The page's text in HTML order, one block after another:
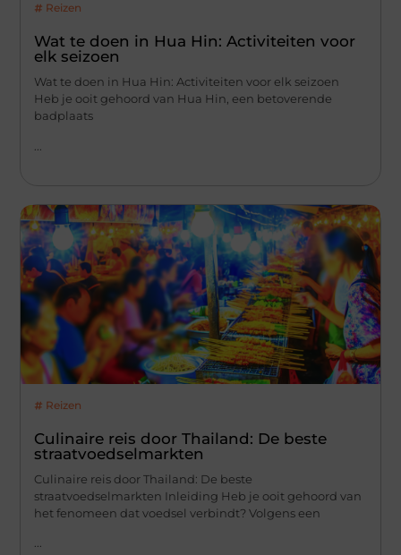
Reizen
Wat te doen in Hua Hin: Activiteiten voor
elk seizoen
Wat te doen in Hua Hin: Activiteiten voor elk seizoen
Heb je ooit gehoord van Hua Hin, een betoverende
badplaats
Reizen
Culinaire reis door Thailand: De beste
straatvoedselmarkten
Culinaire reis door Thailand: De beste
straatvoedselmarkten Inleiding Heb je ooit gehoord van
het fenomeen dat voedsel verbindt? Volgens een